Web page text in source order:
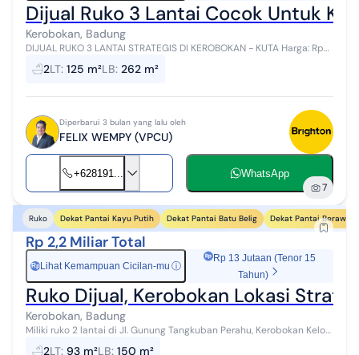
Dijual Ruko 3 Lantai Cocok Untuk
Kerobokan, Badung
DIJUAL RUKO 3 LANTAI STRATEGIS DI KEROBOKAN - KUTA Harga: Rp
4,5 Miliar (NEGO) Kesempatan langka memiliki ruko 3 lantai dengan
lokasi super strate...
2LT: 125 m²LB: 262 m²
Diperbarui 3 bulan yang lalu oleh
FELIX WEMPY (VPCU)
+628191... WhatsApp
7
Ruko Dekat Pantai Kayu Putih Dekat Pantai Batu Belig Dekat Pantai Berawa
Rp 2,2 Miliar Total
Rp Lihat Kemampuan Cicilan-mu ⓘ
Rp 13 Jutaan (Tenor 15
Tahun)
Ruko Dijual, Kerobokan Lokasi
Kerobokan, Badung
Miliki ruko 2 lantai di Jl. Gunung Tangkuban Perahu, Kerobokan Kelod,
kawasan yang berkembang pesat dengan akses mudah ke
2LT: 93 m²LB: 150 m²